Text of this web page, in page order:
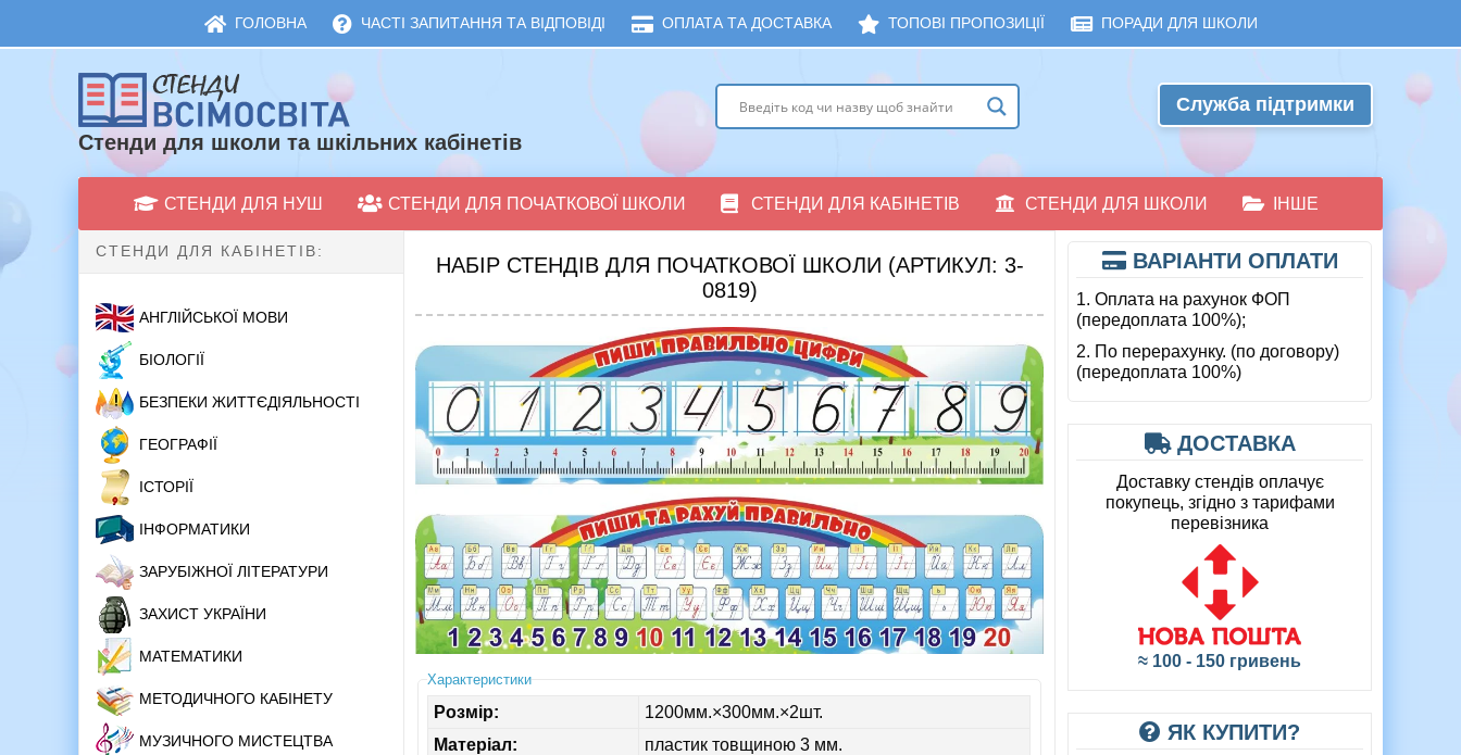
ГОЛОВНА ЧАСТІ ЗАПИТАННЯ ТА ВІДПОВІДІ ОПЛАТА ТА ДОСТАВКА ТОПОВІ ПРОПОЗИЦІЇ ПОРАДИ ДЛЯ ШКОЛИ
Стенди для школи та шкільних кабінетів
Служба підтримки
СТЕНДИ ДЛЯ НУШ СТЕНДИ ДЛЯ ПОЧАТКОВОЇ ШКОЛИ СТЕНДИ ДЛЯ КАБІНЕТІВ СТЕНДИ ДЛЯ ШКОЛИ ІНШЕ
СТЕНДИ ДЛЯ КАБІНЕТІВ:
АНГЛІЙСЬКОЇ МОВИ
БІОЛОГІЇ
БЕЗПЕКИ ЖИТТЄДІЯЛЬНОСТІ
ГЕОГРАФІЇ
ІСТОРІЇ
ІНФОРМАТИКИ
ЗАРУБІЖНОЇ ЛІТЕРАТУРИ
ЗАХИСТ УКРАЇНИ
МАТЕМАТИКИ
МЕТОДИЧНОГО КАБІНЕТУ
МУЗИЧНОГО МИСТЕЦТВА
НАБІР СТЕНДІВ ДЛЯ ПОЧАТКОВОЇ ШКОЛИ (АРТИКУЛ: 3-
0819)
Характеристики
Розмір:
1200мм.×300мм.×2шт.
Матеріал:
пластик товщиною 3 мм.
ВАРІАНТИ ОПЛАТИ
1. Оплата на рахунок ФОП
(передоплата 100%);
2. По перерахунку. (по договору)
(передоплата 100%)
ДОСТАВКА
Доставку стендів оплачує
покупець, згідно з тарифами
перевізника
≈ 100 - 150 гривень
ЯК КУПИТИ?